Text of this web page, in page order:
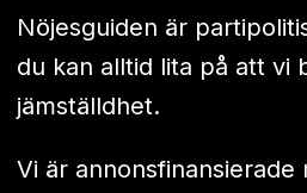
Nöjesguiden är
du kan alltid lita på att vi
jämställdhet.
Vi är annonsfinansierade